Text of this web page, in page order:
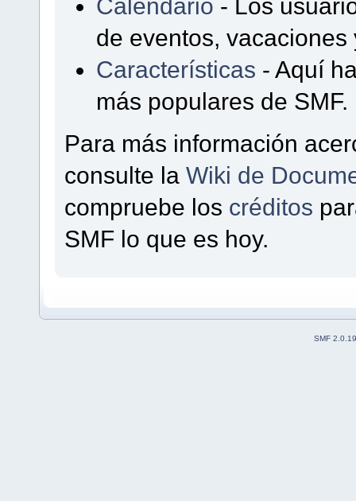
Calendario - Los
de eventos,
Características - Aquí
más populares de SMF.
Para más información
consulte laWiki de
compruebe los créditos
SMF lo que es hoy.
SMF 2.0.19